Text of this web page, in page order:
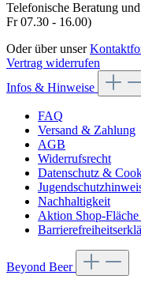
Telefonische Beratung
Fr 07.30 - 16.00)
Oder über unser
Vertrag widerrufen
Infos & Hinweise
FAQ
Versand & Zahlung
AGB
Widerrufsrecht
Datenschutz &
Nachhaltigkeit
Aktion Shop-
Beyond Beer